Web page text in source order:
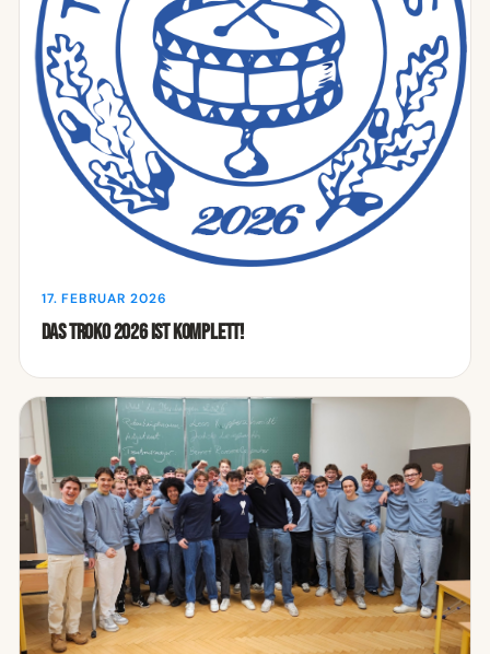
17. FEBRUAR 2026
Das Troko 2026 ist komplett!